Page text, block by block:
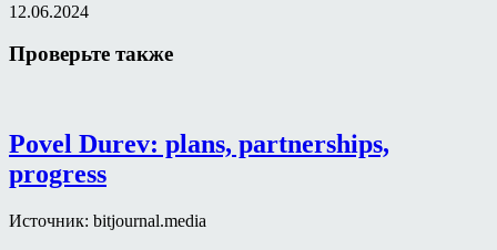
12.06.2024
Проверьте также
Povel Durev: plans, partnerships,
progress
Источник: bitjournal.media